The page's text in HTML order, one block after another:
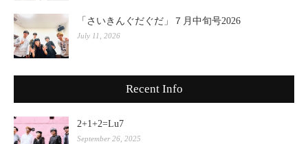
「さいきんぐだぐだ」７月中旬号2026
July 11, 2026
Recent Info
2+1+2=Lu7
September 26, 2025